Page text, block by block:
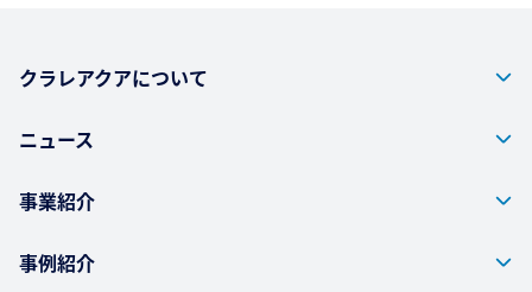
クラレアクアについて
ニュース
事業紹介
事例紹介